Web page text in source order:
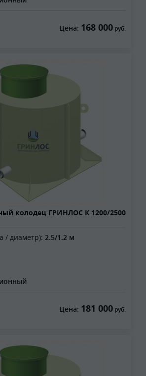
Цена: 168 000 руб.
колодец ГРИНЛОС К 1200/2500
/ диаметр): 2.5/1.2 м
Цена: 181 000 руб.